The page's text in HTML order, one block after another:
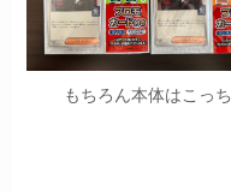
もちろん本体はこっち